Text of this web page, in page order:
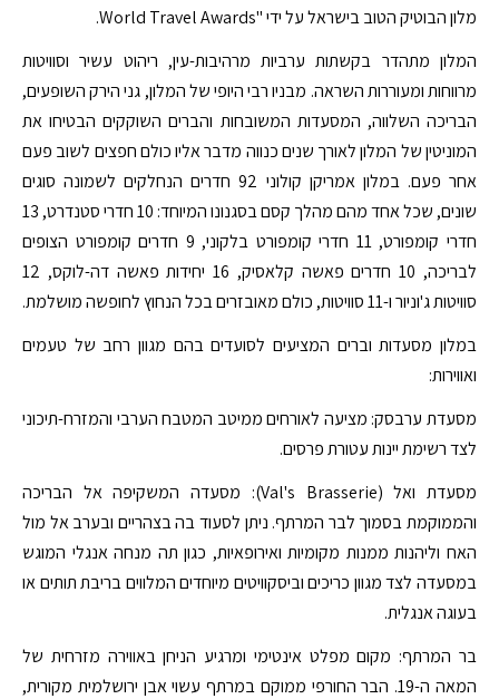
מלון הבוטיק הטוב בישראל על ידי ''World Travel Awards.
המלון מתהדר בקשתות ערביות מרהיבות-עין, ריהוט עשיר וסוויטות
מרווחות ומעוררות השראה. מבניו רבי היופי של המלון, גני הירק השופעים,
הבריכה השלווה, המסעדות המשובחות והברים השוקקים הבטיחו את
המוניטין של המלון לאורך שנים כנווה מדבר אליו כולם חפצים לשוב פעם
אחר פעם. במלון אמריקן קולוני 92 חדרים הנחלקים לשמונה סוגים
שונים, שכל אחד מהם מהלך קסם בסגנונו המיוחד: 10 חדרי סטנדרט, 13
חדרי קומפורט, 11 חדרי קומפורט בלקוני, 9 חדרים קומפורט הצופים
לבריכה, 10 חדרים פאשה קלאסיק, 16 יחידות פאשה דה-לוקס, 12
סוויטות ג'וניור ו-11 סוויטות, כולם מאובזרים בכל הנחוץ לחופשה מושלמת.
במלון מסעדות וברים המציעים לסועדים בהם מגוון רחב של טעמים
ואווירות:
מסעדת ערבסק: מציעה לאורחים ממיטב המטבח הערבי והמזרח-תיכוני
לצד רשימת יינות עטורת פרסים.
מסעדת ואל (Val's Brasserie): מסעדה המשקיפה אל הבריכה
והממוקמת בסמוך לבר המרתף. ניתן לסעוד בה בצהריים ובערב אל מול
האח וליהנות ממנות מקומיות ואירופאיות, כגון תה מנחה אנגלי המוגש
במסעדה לצד מגוון כריכים וביסקוויטים מיוחדים המלווים בריבת תותים או
בעוגה אנגלית.
בר המרתף: מקום מפלט אינטימי ומרגיע הניחן באווירה מזרחית של
המאה ה-19. הבר החורפי ממוקם במרתף עשוי אבן ירושלמית מקורית,